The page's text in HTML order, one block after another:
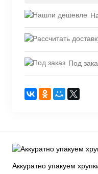
Под
Аккуратно упакуем